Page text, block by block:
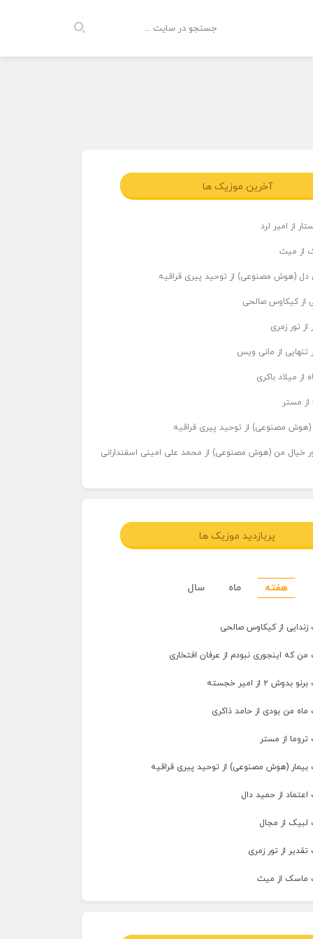
آخرین موزیک ها
از امیر لرد
از میث
دل (هوش مصنوعی) از توحید پیری قراقیه
از کیکاوس صالحی
تور زمری
تنهایی از مانی ویس
از میلاد باکری
از مستر
(هوش مصنوعی) از توحید پیری قراقیه
خیال من (هوش مصنوعی) از محمد علی امینی اسفندارانی
پربازدید موزیک ها
هفته ماه سال
زندایی از کیکاوس صالحی
من که اینجوری نبودم از عرفان افتخاری
۲ از امیر خجسته
ماه من بودی از حامد ذاکری
تروما از مستر
بیمار (هوش مصنوعی) از توحید پیری قراقیه
اعتماد از حمید دال
لبیک از مجال
از تور زمری
ماسک از میث